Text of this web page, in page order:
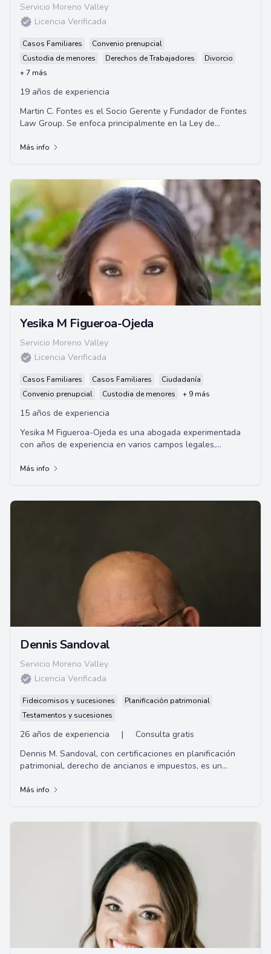
Servicio Moreno Valley
Licencia Verificada
Casos Familiares
Convenio prenupcial
Custodia de menores
Derechos de Trabajadores
Divorcio
+ 7 más
19 años de experiencia
Martin C. Fontes es el Socio Gerente y Fundador de Fontes
Law Group. Se enfoca principalmente en la Ley de
Más info
Yesika M Figueroa-Ojeda
Servicio Moreno Valley
Licencia Verificada
Casos Familiares Casos Familiares
Ciudadanía
Convenio prenupcial
Custodia de menores + 9 más
15 años de experiencia
Yesika M Figueroa-Ojeda es una abogada experimentada
con años de experiencia en varios campos legales,
Más info
Dennis Sandoval
Servicio Moreno Valley
Licencia Verificada
Fideicomisos y sucesiones
Planificación patrimonial
Testamentos y sucesiones
26 años de experiencia |
Consulta gratis
Dennis M. Sandoval, con certificaciones en planificación
patrimonial, derecho de ancianos e impuestos, es un
Más info